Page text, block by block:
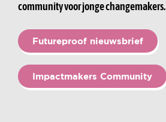
community voor jonge changemakers.
Futureproof nieuwsbrief
Impactmakers Community